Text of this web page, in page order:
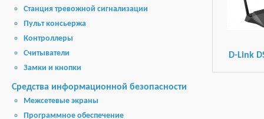
Станция тревожной сигнализации
Пульт консьержа
Контроллеры
Считыватели
Замки и кнопки
Средства информационной безопасности
Межсетевые экраны
Программное обеспечение
D-Link